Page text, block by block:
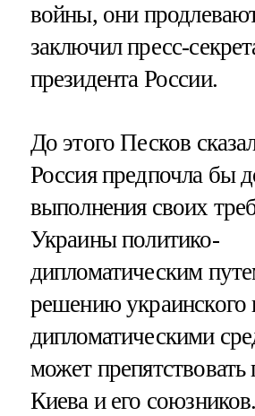
войны, они
заключил пресс-
президента России.
До этого Песков
Россия предпочла бы
выполнения своих
Украины политико-
дипломатическим
решению украинского
дипломатическими
может препятствовать
Киева и его